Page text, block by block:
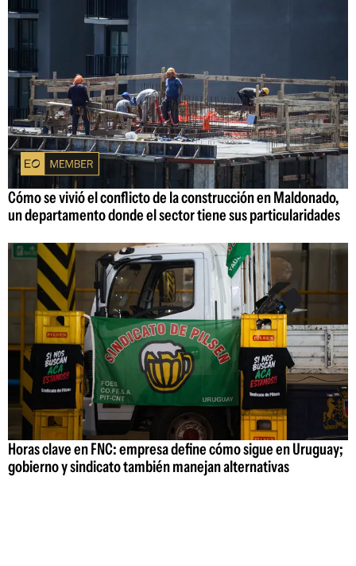
Cómo se vivió el conflicto de la construcción en Maldonado,
un departamento donde el sector tiene sus particularidades
Horas clave en FNC: empresa define cómo sigue en Uruguay;
gobierno y sindicato también manejan alternativas